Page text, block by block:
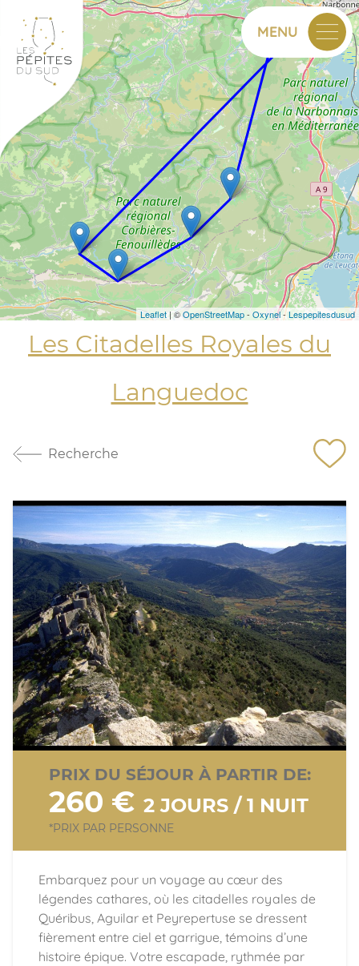
MENU
+
−
Leaflet | ©OpenStreetMap-Oxynel-Lespepitesdusud
Recherche
Les Citadelles Royales du
Languedoc
PRIX DU SÉJOUR À PARTIR DE:
260 € 2 JOURS / 1 NUIT
*PRIX PAR PERSONNE
Embarquez pour un voyage au cœur des
légendes cathares, où les citadelles royales de
Quéribus, Aguilar et Peyrepertuse se dressent
fièrement entre ciel et garrigue, témoins d’une
histoire épique. Votre escapade, rythmée par